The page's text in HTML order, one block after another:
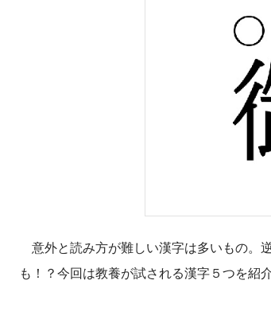
意外と読み方が難しい漢字は多いもの。
も！？今回は教養が試される漢字５つを紹介